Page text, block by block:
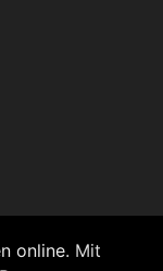
online. Mit